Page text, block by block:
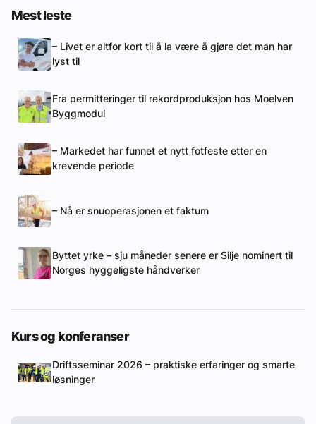
Mest leste
– Livet er altfor kort til å la være å gjøre det man har
lyst til
Fra permitteringer til rekordproduksjon hos Moelven
Byggmodul
– Markedet har funnet et nytt fotfeste etter en
krevende periode
– Nå er snuoperasjonen et faktum
Byttet yrke – sju måneder senere er Silje nominert til
Norges hyggeligste håndverker
Kurs og konferanser
Driftsseminar 2026 – praktiske erfaringer og smarte
løsninger